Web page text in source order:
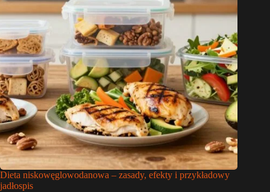
Dieta niskowęglowodanowa – zasady, efekty i przykładowy
jadłospis